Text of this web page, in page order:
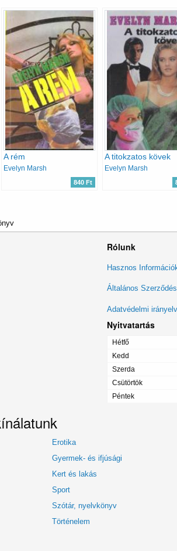
A rém
Evelyn Marsh
840 Ft
A titokzatos kövek
Evelyn Marsh
Rólunk
Lábléc
menü
Hasznos
Általános
Adatvédelmi
Nyitvatartás
Hétfő
Kedd
Szerda
Csütörtök
Péntek
Erotika
Gyermek- és ifjúsági
Kert és lakás
Sport
Szótár, nyelvkönyv
Történelem